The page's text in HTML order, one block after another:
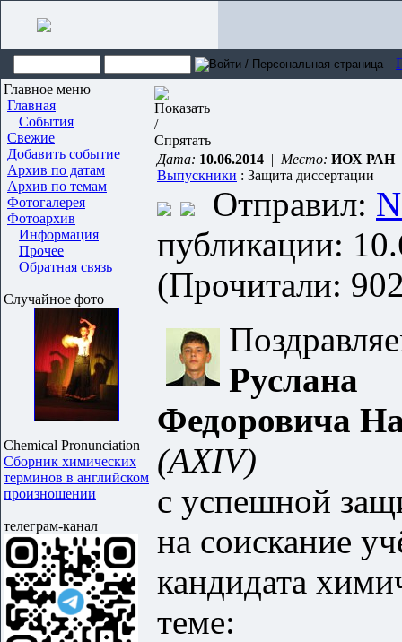
Главное меню
Главная
События
Свежие
Добавить событие
Архив по датам
Архив по темам
Фотогалерея
Фотоархив
Информация
Прочее
Обратная связь
Случайное фото
Chemical Pronunciation
Сборник химических
терминов в английском
произношении
телеграм-канал
Дата: 10.06.2014 | Место: ИОХ РАН
Выпускники : Защита диссертации
Отправил:
публикации:
(Прочитали:
Руслана
Федоровича
(AXIV)
с успешной
на соискание
кандидата
теме: